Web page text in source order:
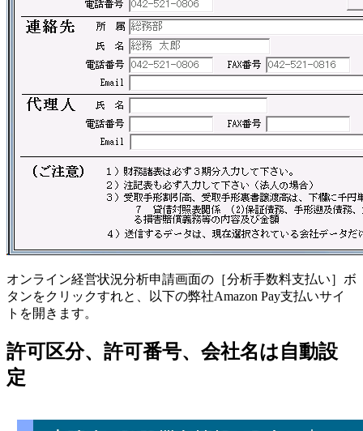
オンライン経営状況分析申請画面の［分析手数料支払い］ボ
タンをクリックすれと、以下の弊社Amazon Pay支払いサイ
トを開きます。
許可区分、許可番号、会社名は自動設
定